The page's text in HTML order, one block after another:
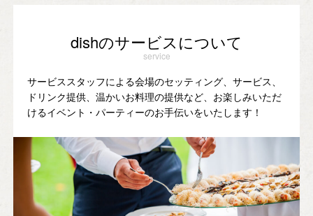
dishのサービスについて
service
サービススタッフによる会場のセッティング、サービス、
ドリンク提供、温かいお料理の提供など、お楽しみいただ
けるイベント・パーティーのお手伝いをいたします！